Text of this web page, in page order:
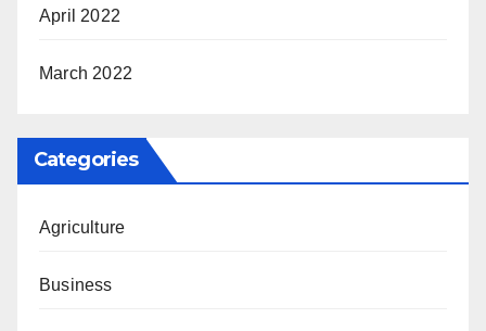
April 2022
March 2022
Categories
Agriculture
Business